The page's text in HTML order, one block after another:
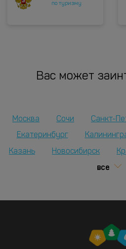
по туризму
Вас может
Москва Сочи Санкт-
Екатеринбург
Казань Новосибирск
все